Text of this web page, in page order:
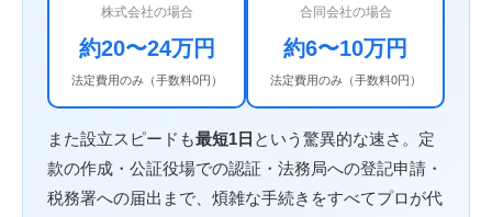
株式会社の場合
約20〜24万円
法定費用のみ（手数料0円）
合同会社の場合
約6〜10万円
法定費用のみ（手数料0円）
また設立スピードも最短1日 という驚異的な速さ。定
款の作成・公証役場での認証・法務局への登記申請・
税務署への届出まで、煩雑な手続きをすべてプロが代